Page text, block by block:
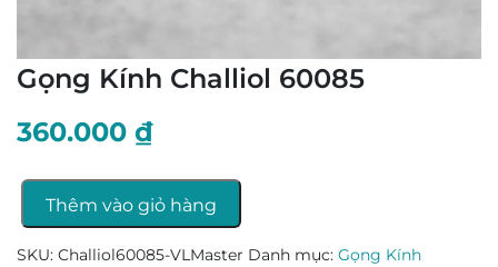
Gọng Kính Challiol 60085
360.000 ₫
Gọng
Kính
Thêm vào giỏ hàng
SKU: Challiol60085-VLMaster Danh mục: Gọng Kính